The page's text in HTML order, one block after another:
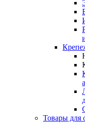
Товары для